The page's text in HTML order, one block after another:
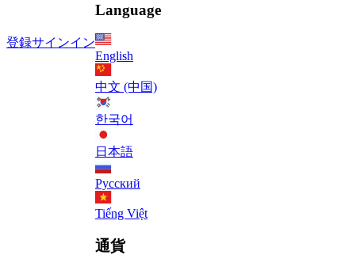
登録サインイン
Language
English
中文 (中国)
한국어
日本語
Русский
Tiếng Việt
通貨